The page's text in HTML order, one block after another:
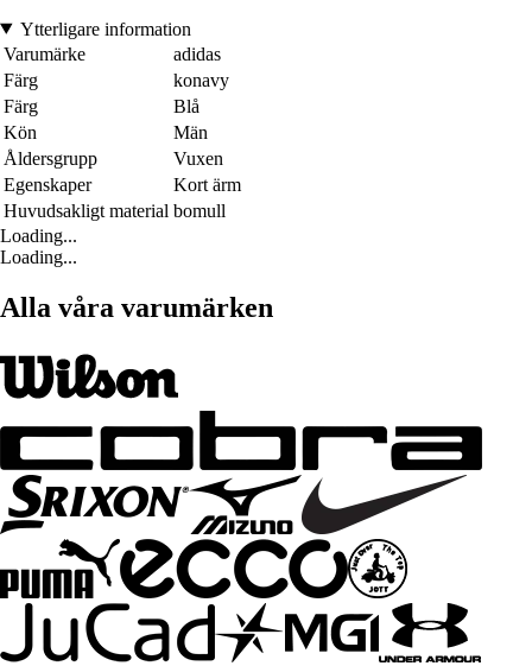
Ytterligare information
Varumärke
adidas
Färg
konavy
Färg
Blå
Kön
Män
Åldersgrupp
Vuxen
Egenskaper
Kort ärm
Huvudsakligt material bomull
Loading...
Loading...
Alla våra varumärken